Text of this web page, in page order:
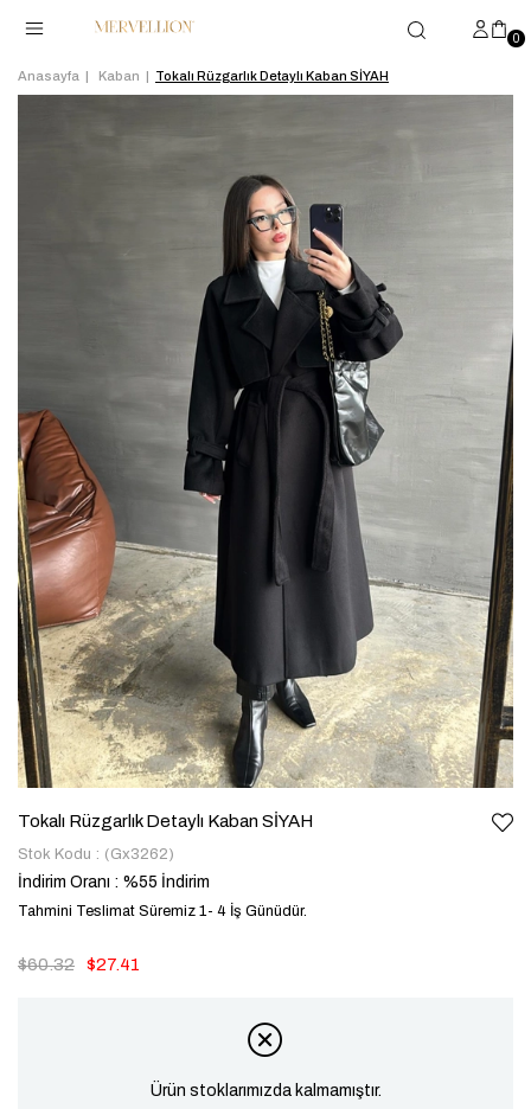
0
Anasayfa Kaban Tokalı Rüzgarlık Detaylı Kaban SİYAH
Tokalı Rüzgarlık Detaylı Kaban SİYAH
Stok Kodu (Gx3262)
İndirim Oranı : %55 İndirim
Tahmini Teslimat Süremiz 1- 4 İş Günüdür.
$60.32 $27.41
Ürün stoklarımızda kalmamıştır.